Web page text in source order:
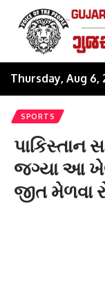
Thursday, Aug 6,
SPORTS
પાકિસ્તાન
જગ્યા આ
જીત મેળવા